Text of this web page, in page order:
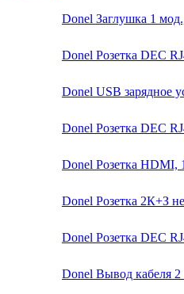
Donel Заглушка 1
Donel Розетка DEC
Donel USB зарядное
Donel Розетка DEC
Donel Розетка HDMI,
Donel Розетка 2К+З
Donel Розетка DEC
Donel Вывод кабеля